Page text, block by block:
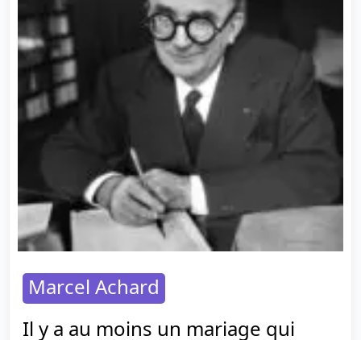
Marcel Achard
Il y a au moins un mariage qui